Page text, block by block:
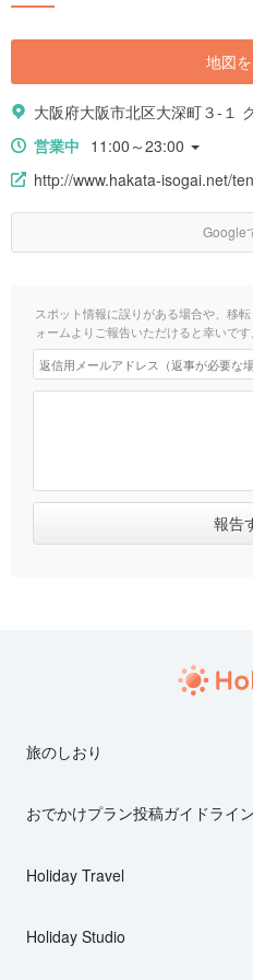
地図
大阪府大阪市北区大深町３-１
営業中 11:00～23:00
http://www.hakata-isogai.net/
Google
スポット情報に誤りがある場合や、移
ォームよりご報告いただけると幸いです。
旅のしおり
おでかけプラン投稿ガイドライン
Holiday Travel
Holiday Studio